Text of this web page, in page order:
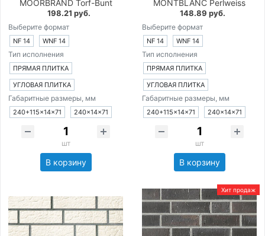
MOORBRAND Torf-Bunt
198.21 руб.
Выберите формат
NF 14 WNF 14
Тип исполнения
ПРЯМАЯ ПЛИТКА
УГЛОВАЯ ПЛИТКА
Габаритные размеры, мм
240+115×14×71 240×14×71
шт
В корзину
MONTBLANC Perlweiss
148.89 руб.
Выберите формат
NF 14 WNF 14
Тип исполнения
ПРЯМАЯ ПЛИТКА
УГЛОВАЯ ПЛИТКА
Габаритные размеры, мм
240+115×14×71 240×14×71
шт
В корзину
Хит продаж